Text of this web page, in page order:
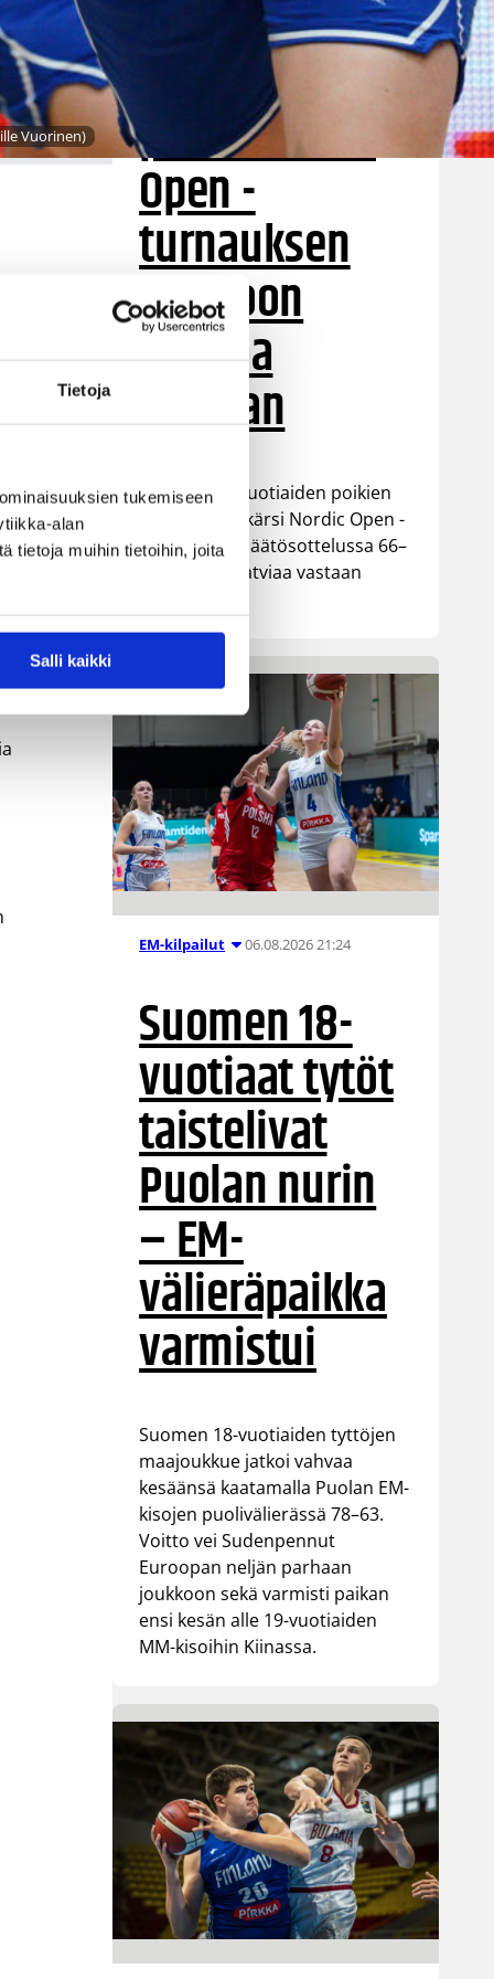
Tietoja
tukemiseen
alan
tietoja muihin tietoihin, joita
Salli kaikki
Vuorinen)
poikien
maajoukkue
päätti Nordic
Open -
turnauksen
tappioon
Latviaa
vastaan
Suomen 15-vuotiaiden poikien
maajoukkue kärsi Nordic Open -
turnauksen päätösottelussa 66–
74-tappion Latviaa vastaan
EM-kilpailut 06.08.2026 21:24
Suomen 18-
vuotiaat tytöt
taistelivat
Puolan nurin
– EM-
välieräpaikka
varmistui
Suomen 18-vuotiaiden tyttöjen
maajoukkue jatkoi vahvaa
kesäänsä kaatamalla Puolan EM-
kisojen puolivälierässä 78–63.
Voitto vei Sudenpennut
Euroopan neljän parhaan
joukkoon sekä varmisti paikan
ensi kesän alle 19-vuotiaiden
MM-kisoihin Kiinassa.